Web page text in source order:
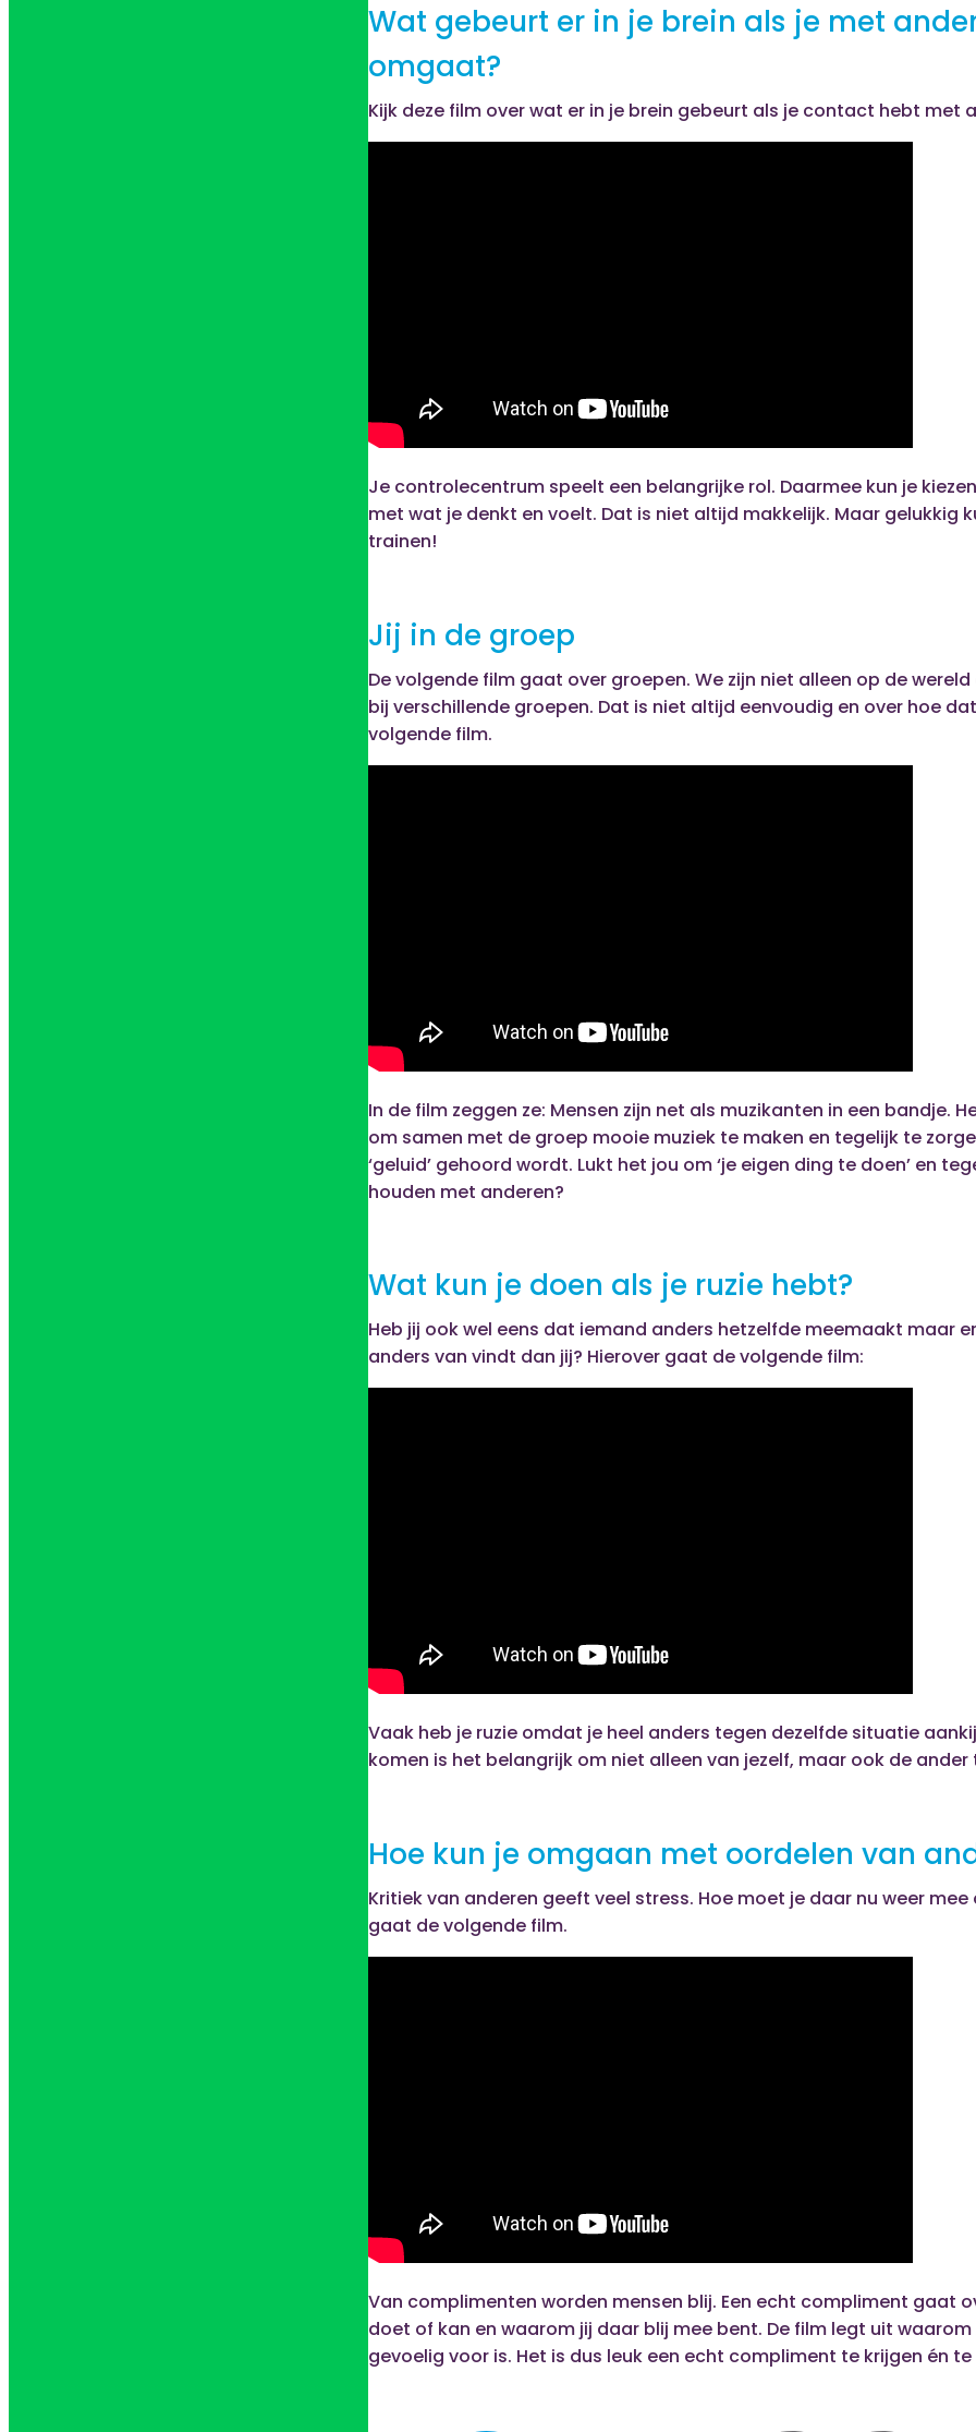
Wat gebeurt er in je brein als je met
omgaat?
Kijk deze film over wat er in je brein gebeurt als je contact hebt met
Je controlecentrum speelt een belangrijke rol. Daarmee kun je
met wat je denkt en voelt. Dat is niet altijd makkelijk. Maar gelukkig
trainen!
Jij in de groep
De volgende film gaat over groepen. We zijn niet alleen op de
bij verschillende groepen. Dat is niet altijd eenvoudig en over hoe
volgende film.
In de film zeggen ze: Mensen zijn net als muzikanten in een bandje.
om samen met de groep mooie muziek te maken en tegelijk te
‘geluid’ gehoord wordt. Lukt het jou om ‘je eigen ding te doen’ en
houden met anderen?
Wat kun je doen als je ruzie hebt?
Heb jij ook wel eens dat iemand anders hetzelfde meemaakt maar
anders van vindt dan jij? Hierover gaat de volgende film:
Vaak heb je ruzie omdat je heel anders tegen dezelfde situatie
komen is het belangrijk om niet alleen van jezelf, maar ook de ander
Hoe kun je omgaan met oordelen van
Kritiek van anderen geeft veel stress. Hoe moet je daar nu weer
gaat de volgende film.
Van complimenten worden mensen blij. Een echt compliment gaat
doet of kan en waarom jij daar blij mee bent. De film legt uit
gevoelig voor is. Het is dus leuk een echt compliment te krijgen én te